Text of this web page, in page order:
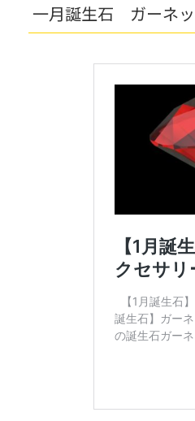
一月誕生石 ガーネ